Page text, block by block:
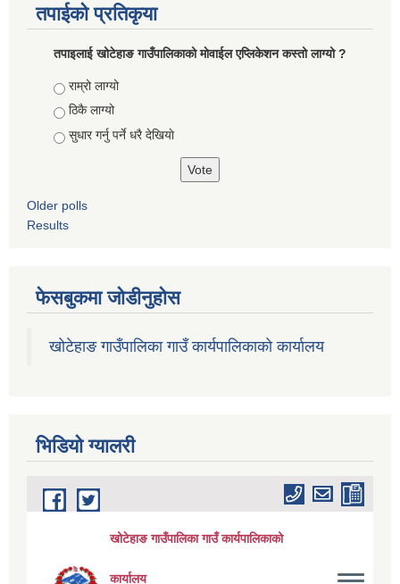
तपाईको प्रतिकृया
तपाइलाई खोटेहाङ गाउँपालिकाको माेवाईल एप्लिकेशन कस्तो लाग्यो ?
Choices
राम्रो लाग्यो
ठिकै लाग्यो
सुधार गर्नु पर्ने धरै देखियाे
Older polls
Results
फेसबुकमा जोडीनुहोस
खोटेहाङ गाउँपालिका गाउँ कार्यपालिकाको कार्यालय
भिडियाे ग्यालरी